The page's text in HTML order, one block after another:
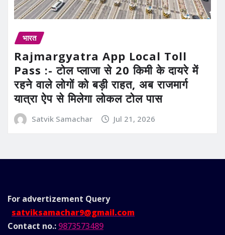
भारत
Rajmargyatra App Local Toll
Pass :- टोल प्लाजा से 20 किमी के दायरे में
रहने वाले लोगों को बड़ी राहत, अब राजमार्ग
यात्रा ऐप से मिलेगा लोकल टोल पास
Satvik Samachar Jul 21, 2026
For advertizement Query
satviksamachar9@gmail.com
Contact no.: 9873573489